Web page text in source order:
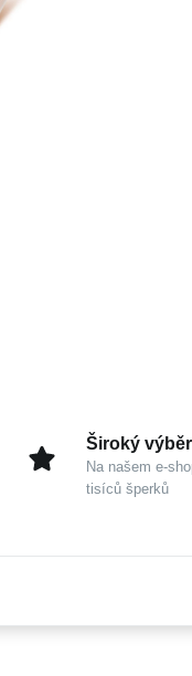
Široký
Na našem e-
tisíců šperků